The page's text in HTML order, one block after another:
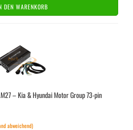
DEN WARENKORB
– Kia & Hyundai Motor Group 73-​pin
abweichend)